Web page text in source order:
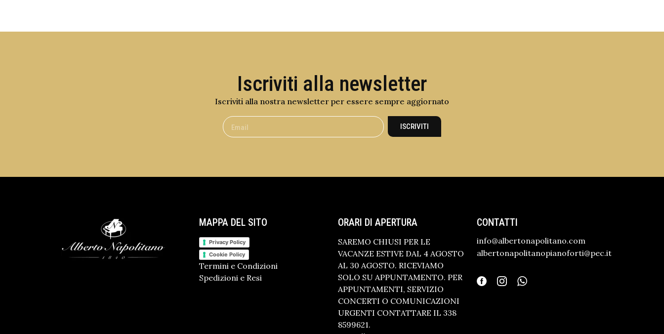
Iscriviti alla newsletter
Iscriviti alla nostra newsletter per essere sempre aggiornato
ISCRIVITI
MAPPA DEL SITO
Privacy Policy
Cookie Policy
Termini e Condizioni
Spedizioni e Resi
ORARI DI APERTURA
SAREMO CHIUSI PER LE
VACANZE ESTIVE DAL 4 AGOSTO
AL 30 AGOSTO. RICEVIAMO
SOLO SU APPUNTAMENTO. PER
APPUNTAMENTI, SERVIZIO
CONCERTI O COMUNICAZIONI
URGENTI CONTATTARE IL 338
8599621.
CONTATTI
info@albertonapolitano.com
albertonapolitanopianoforti@pec.it